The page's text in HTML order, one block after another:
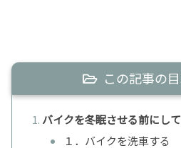
この記事の
バイクを冬眠させる前にし
１．バイクを洗車する